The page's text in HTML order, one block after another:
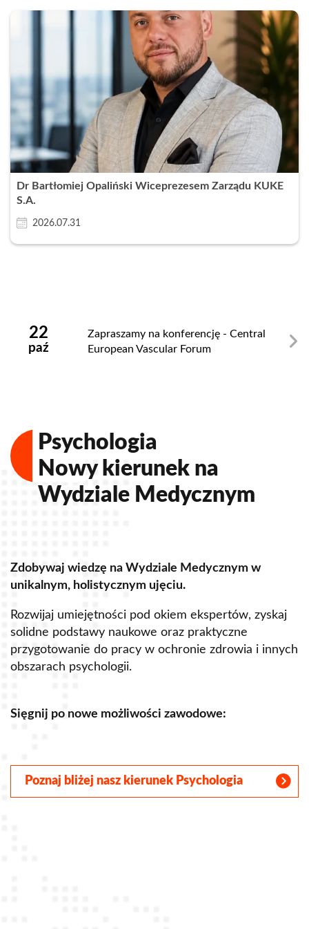
Dr Bartłomiej Opaliński Wiceprezesem Zarządu KUKE
S.A.
2026.07.31
22
paź
Zapraszamy na konferencję - Central
European Vascular Forum
Psychologia
Nowy kierunek na
Wydziale Medycznym
Zdobywaj wiedzę na Wydziale Medycznym w
unikalnym, holistycznym ujęciu.
Rozwijaj umiejętności pod okiem ekspertów, zyskaj
solidne podstawy naukowe oraz praktyczne
przygotowanie do pracy w ochronie zdrowia i innych
obszarach psychologii.
Sięgnij po nowe możliwości zawodowe:
Poznaj bliżej nasz kierunek Psychologia